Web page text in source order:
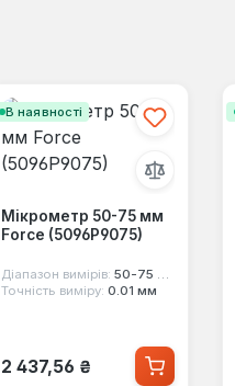
В наявності
Мікрометр 50-75 мм
Force (5096P9075)
Діапазон вимірів: 50-75 мм
Точність виміру: 0.01 мм
Звичайна ціна:
2 437,56 ₴